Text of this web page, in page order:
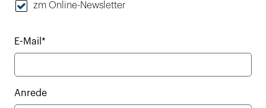
zm Online-Newsletter
E-Mail*
Anrede